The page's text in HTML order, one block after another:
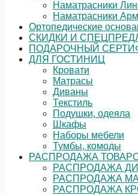
Наматрасники
Наматрасники
Ортопедические
СКИДКИ И
ПОДАРОЧНЫЙ
ДЛЯ ГОСТИНИЦ
Кровати
Матрасы
Диваны
Текстиль
Подушки, одеяла
Шкафы
Наборы мебели
Тумбы, комоды
РАСПРОДАЖА
РАСПРОДАЖА
РАСПРОДАЖА
РАСПРОДАЖА